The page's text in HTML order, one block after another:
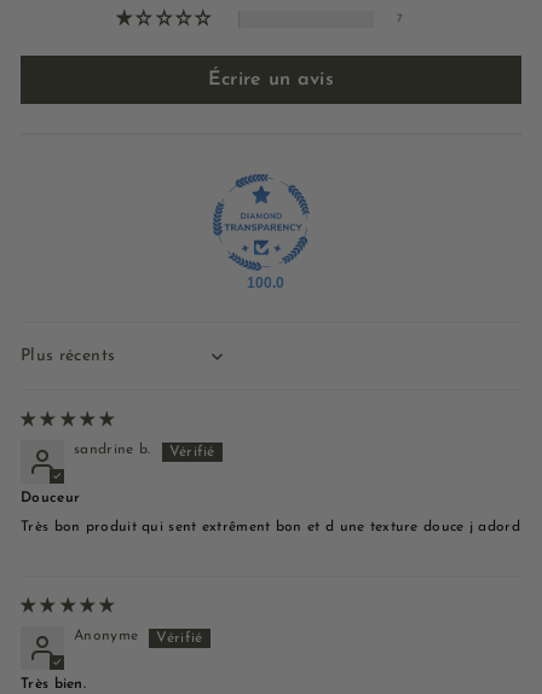
7
Écrire un avis
100.0
Sort by
sandrine b.
Douceur
Très bon produit qui sent extrêment bon et d une texture douce j adord
Anonyme
Très bien.